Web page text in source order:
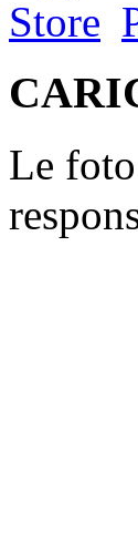
Le foto